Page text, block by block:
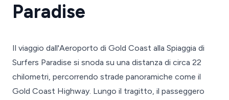
Paradise
Il viaggio dall'Aeroporto di Gold Coast alla Spiaggia di
Surfers Paradise si snoda su una distanza di circa 22
chilometri, percorrendo strade panoramiche come il
Gold Coast Highway. Lungo il tragitto, il passeggero